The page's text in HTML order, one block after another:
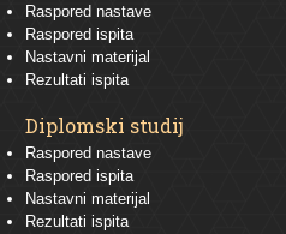
Raspored nastave
Raspored ispita
Nastavni materijal
Rezultati ispita
Diplomski studij
Raspored nastave
Raspored ispita
Nastavni materijal
Rezultati ispita